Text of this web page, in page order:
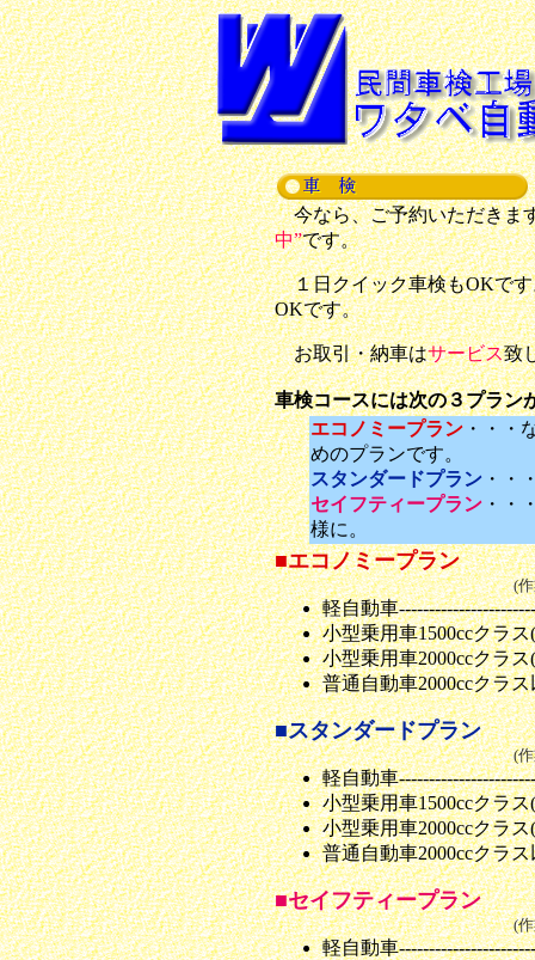
今なら、ご予約いただきま
中”です。
１日クイック車検もOKです
OKです。
お取引・納車はサービス致
車検コースには次の３プラン
エコノミープラン ・・・
めのプランです。
スタンダードプラン ・・
セイフティープラン ・・
様に。
■エコノミープラン
(
軽自動車
小型乗用車1500ccクラ
小型乗用車2000ccクラス
普通自動車2000ccクラ
■スタンダードプラン
(
軽自動車
小型乗用車1500ccクラ
小型乗用車2000ccクラス
普通自動車2000ccクラ
■セイフティープラン
(
軽自動車